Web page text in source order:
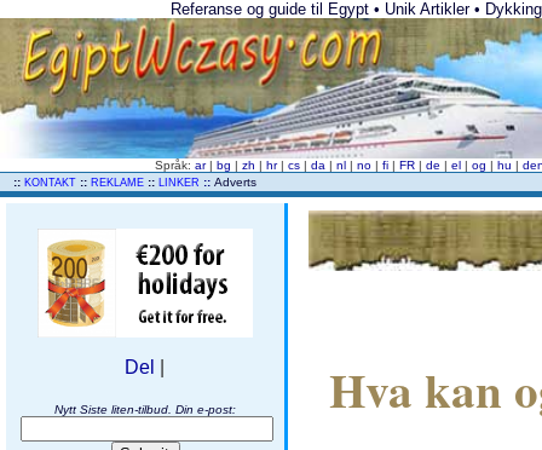
Referanse og guide til Egypt • Unik Artikler •
Språk: ar | bg | zh | hr | cs | da | nl | no | fi | FR | de | el | og | hu |
:: KONTAKT :: REKLAME :: LINKER :: Adverts
Del
Nytt Siste liten-tilbud. Din e-post: Hva kan